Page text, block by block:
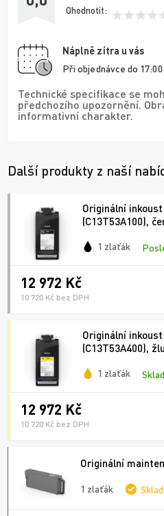
Ohodnotit:
Náplně zítra u vás
Při objednávce do 17:00
Technické specifikace se
předchozího upozornění.
informativní charakter.
Další produkty z naší
Originální inkoust
(C13T53A100),
1 zlaťák
12 972 Kč
10 720 Kč bez DPH
Originální
(C13T53A400),
1 zlaťák
12 972 Kč
10 720 Kč bez DPH
Originální
1 zlaťák